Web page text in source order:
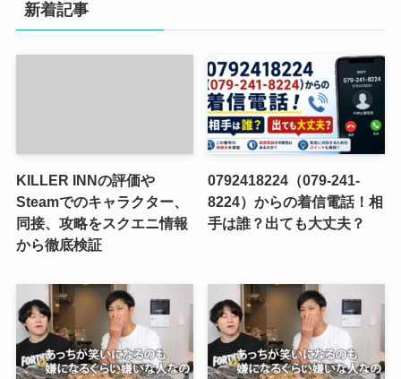
新着記事
KILLER INNの評価や
Steamでのキャラクター、
同接、攻略をスクエニ情報
から徹底検証
0792418224（079-241-
8224）からの着信電話！相
手は誰？出ても大丈夫？